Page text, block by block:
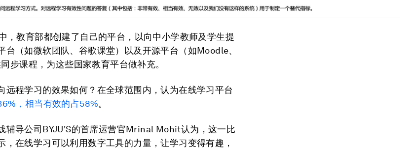
，教育部都创建了自己的平台，以向中小学教师及学生提
台（如微软团队、谷歌课堂）以及开源平台（如Moodle、
步课程，为这些国家教育平台做补充。
远程学习的效果如何？在全球范围内，认为在线学习平台
，相当有效的占58%。
辅导公司BYJU'S的首席运营官Mrinal Mohit认为，这一比
，在线学习可以利用数字工具的力量，让学习变得有趣，